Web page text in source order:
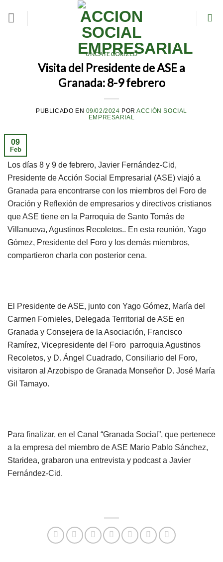
UNCATEGORIZED
Visita del Presidente de ASE a
Granada: 8-9 febrero
PUBLICADO EN 09/02/2024 PORACCIÓN SOCIAL
EMPRESARIAL
09
Feb
Los días 8 y 9 de febrero, Javier Fernández-Cid,
Presidente de Acción Social Empresarial (ASE) viajó a
Granada para encontrarse con los miembros del Foro de
Oración y Reflexión de empresarios y directivos cristianos
que ASE tiene en la Parroquia de Santo Tomás de
Villanueva, Agustinos Recoletos.. En esta reunión, Yago
Gómez, Presidente del Foro y los demás miembros,
compartieron charla con posterior cena.
El Presidente de ASE, junto con Yago Gómez, María del
Carmen Fornieles, Delegada Territorial de ASE en
Granada y Consejera de la Asociación, Francisco
Ramírez, Vicepresidente del Foro parroquia Agustinos
Recoletos, y D. Ángel Cuadrado, Consiliario del Foro,
visitaron al Arzobispo de Granada Monseñor D. José María
Gil Tamayo.
Para finalizar, en el Canal “Granada Social”, que pertenece
a la empresa del miembro de ASE Mario Pablo Sánchez,
Staridea, grabaron una entrevista y podcast a Javier
Fernández-Cid.